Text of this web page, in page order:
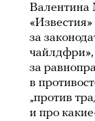
Валентина
за
чайлдфри»,
за
в
„против
и про